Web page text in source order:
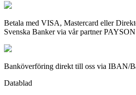
Betala med VISA, Mastercard eller
Svenska Banker via vår partner
Banköverföring direkt till oss via IBAN/
Datablad